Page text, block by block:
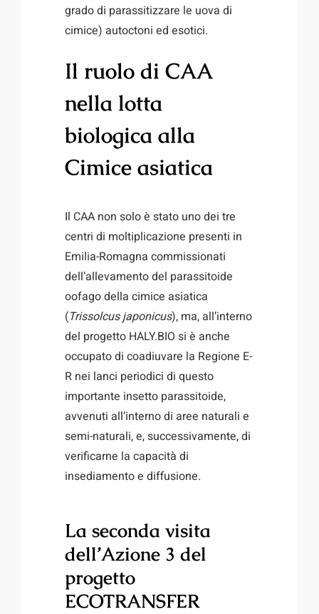
grado di parassitizzare le uova di
cimice) autoctoni ed esotici.
Il ruolo di CAA
nella lotta
biologica alla
Cimice asiatica
Il CAA non solo è stato uno dei tre
centri di moltiplicazione presenti in
Emilia-Romagna commissionati
dell’allevamento del parassitoide
oofago della cimice asiatica
(Trissolcus japonicus), ma, all’interno
del progetto HALY.BIO si è anche
occupato di coadiuvare la Regione E-
R nei lanci periodici di questo
importante insetto parassitoide,
avvenuti all’interno di aree naturali e
semi-naturali, e, successivamente, di
verificarne la capacità di
insediamento e diffusione.
La seconda visita
dell’Azione 3 del
progetto
ECOTRANSFER